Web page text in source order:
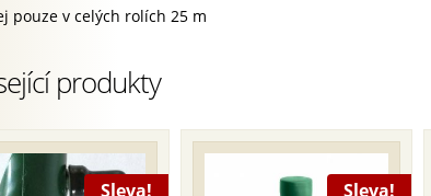
pouze v celých rolích 25 m
produkty
Sleva! Sleva!